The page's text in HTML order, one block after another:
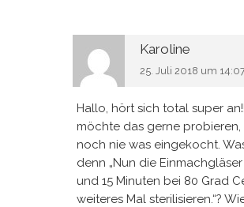
Karoline
25. Juli 2018 um
Hallo, hört sich total super
möchte das gerne
noch nie was eingekocht.
denn „Nun die
und 15 Minuten bei 80 Grad
weiteres Mal sterilisieren.“?